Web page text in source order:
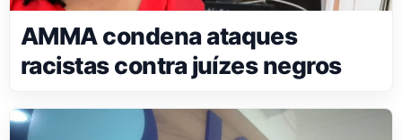
AMMA condena ataques
racistas contra juízes negros